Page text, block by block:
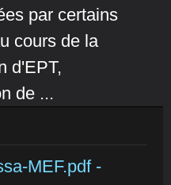
par certains
cours de la
d'EPT,
de ...
MEF.pdf -